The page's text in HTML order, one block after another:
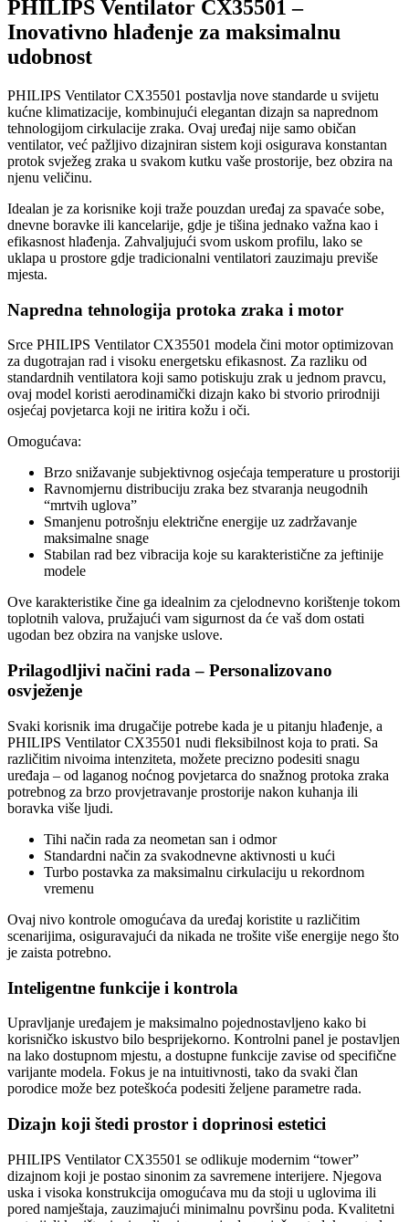
PHILIPS Ventilator CX35501 –
Inovativno hlađenje za maksimalnu
udobnost
PHILIPS Ventilator CX35501 postavlja nove standarde u svijetu
kućne klimatizacije, kombinujući elegantan dizajn sa naprednom
tehnologijom cirkulacije zraka. Ovaj uređaj nije samo običan
ventilator, već pažljivo dizajniran sistem koji osigurava konstantan
protok svježeg zraka u svakom kutku vaše prostorije, bez obzira na
njenu veličinu.
Idealan je za korisnike koji traže pouzdan uređaj za spavaće sobe,
dnevne boravke ili kancelarije, gdje je tišina jednako važna kao i
efikasnost hlađenja. Zahvaljujući svom uskom profilu, lako se
uklapa u prostore gdje tradicionalni ventilatori zauzimaju previše
mjesta.
Napredna tehnologija protoka zraka i motor
Srce PHILIPS Ventilator CX35501 modela čini motor optimizovan
za dugotrajan rad i visoku energetsku efikasnost. Za razliku od
standardnih ventilatora koji samo potiskuju zrak u jednom pravcu,
ovaj model koristi aerodinamički dizajn kako bi stvorio prirodniji
osjećaj povjetarca koji ne iritira kožu i oči.
Omogućava:
Brzo snižavanje subjektivnog osjećaja temperature u prostoriji
Ravnomjernu distribuciju zraka bez stvaranja neugodnih
“mrtvih uglova”
Smanjenu potrošnju električne energije uz zadržavanje
maksimalne snage
Stabilan rad bez vibracija koje su karakteristične za jeftinije
modele
Ove karakteristike čine ga idealnim za cjelodnevno korištenje tokom
toplotnih valova, pružajući vam sigurnost da će vaš dom ostati
ugodan bez obzira na vanjske uslove.
Prilagodljivi načini rada – Personalizovano
osvježenje
Svaki korisnik ima drugačije potrebe kada je u pitanju hlađenje, a
PHILIPS Ventilator CX35501 nudi fleksibilnost koja to prati. Sa
različitim nivoima intenziteta, možete precizno podesiti snagu
uređaja – od laganog noćnog povjetarca do snažnog protoka zraka
potrebnog za brzo provjetravanje prostorije nakon kuhanja ili
boravka više ljudi.
Tihi način rada za neometan san i odmor
Standardni način za svakodnevne aktivnosti u kući
Turbo postavka za maksimalnu cirkulaciju u rekordnom
vremenu
Ovaj nivo kontrole omogućava da uređaj koristite u različitim
scenarijima, osiguravajući da nikada ne trošite više energije nego što
je zaista potrebno.
Inteligentne funkcije i kontrola
Upravljanje uređajem je maksimalno pojednostavljeno kako bi
korisničko iskustvo bilo besprijekorno. Kontrolni panel je postavljen
na lako dostupnom mjestu, a dostupne funkcije zavise od specifične
varijante modela. Fokus je na intuitivnosti, tako da svaki član
porodice može bez poteškoća podesiti željene parametre rada.
Dizajn koji štedi prostor i doprinosi estetici
PHILIPS Ventilator CX35501 se odlikuje modernim “tower”
dizajnom koji je postao sinonim za savremene interijere. Njegova
uska i visoka konstrukcija omogućava mu da stoji u uglovima ili
pored namještaja, zauzimajući minimalnu površinu poda. Kvalitetni